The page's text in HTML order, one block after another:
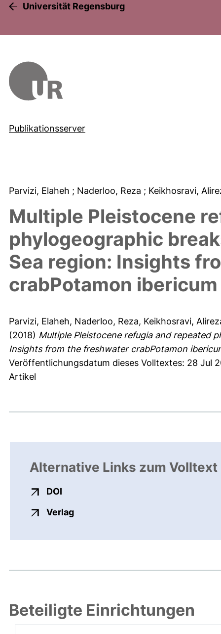
Universität Regensburg
Publikationsserver
Parvizi, Elaheh ; Naderloo, Reza ; Keikhosravi,
Multiple Pleistocene
phylogeographic
Sea region: Insights
crabPotamon ibericum
Parvizi, Elaheh, Naderloo, Reza, Keikhosravi,
(2018) Multiple Pleistocene refugia and repeated
Insights from the freshwater crabPotamon
Veröffentlichungsdatum dieses Volltextes: 28 Jul
Artikel
Alternative Links zum Volltext
DOI
Verlagexterner Link, öffnet neues
Beteiligte Einrichtungen